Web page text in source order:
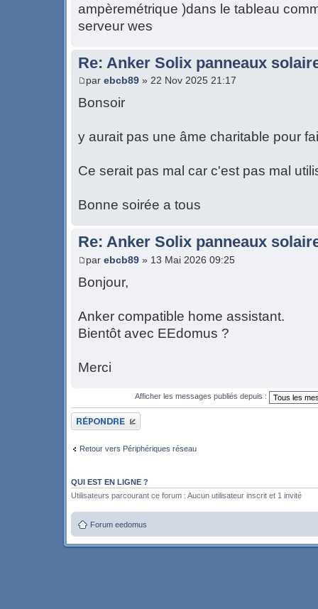
ampèremétrique )dans le tableau
serveur wes
Re: Anker Solix panneaux
par ebcb89 » 22 Nov 2025 21:17
Bonsoir
y aurait pas une âme charitable pour
Ce serait pas mal car c'est pas mal
Bonne soirée a tous
Re: Anker Solix panneaux
par ebcb89 » 13 Mai 2026 09:25
Bonjour,
Anker compatible home assistant.
Bientôt avec EEdomus ?
Merci
Afficher les messages publiés depuis :
Publier une réponse
Retour vers Périphériques réseau
QUI EST EN LIGNE ?
Utilisateurs parcourant ce forum : Aucun utilisateur inscrit et 1 invité
Forum eedomus